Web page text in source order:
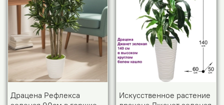
Драцена Рефлекса
Искусственное растение